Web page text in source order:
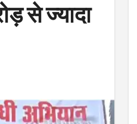
से ज्यादा